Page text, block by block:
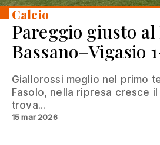
Calcio
Pareggio giusto
Bassano–Vigasio
Giallorossi meglio nel primo
Fasolo, nella ripresa cresce
trova...
15 mar 2026